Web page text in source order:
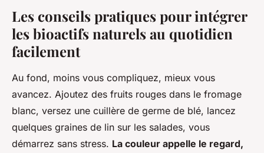
Les conseils pratiques pour intégrer
les bioactifs naturels au quotidien
facilement
Au fond, moins vous compliquez, mieux vous
avancez. Ajoutez des fruits rouges dans le fromage
blanc, versez une cuillère de germe de blé, lancez
quelques graines de lin sur les salades, vous
démarrez sans stress. La couleur appelle le regard,